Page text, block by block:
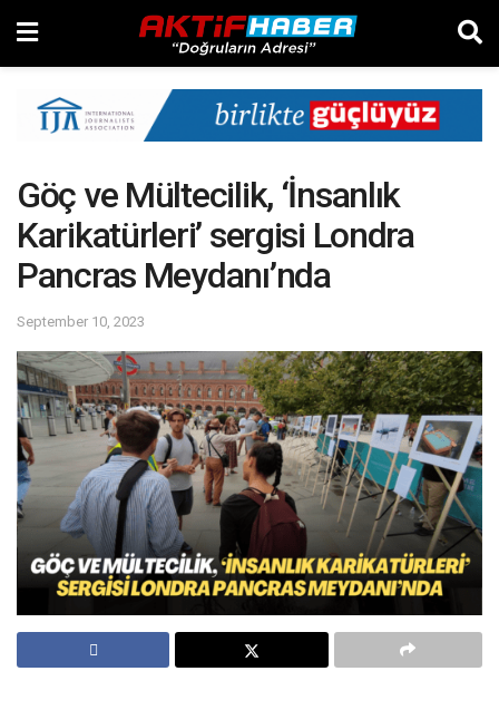
Göç ve Mültecilik, ‘İnsanlık
Karikatürleri’ sergisi Londra
Pancras Meydanı’nda
September 10, 2023